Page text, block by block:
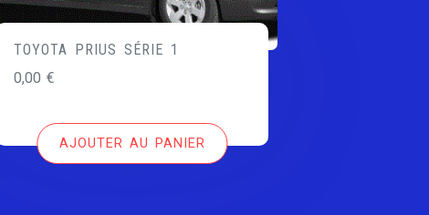
TOYOTA PRIUS SÉRIE 1
0,00€
AJOUTER AU PANIER